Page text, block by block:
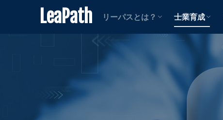
LeaPath リーパスとは？ 士業育成